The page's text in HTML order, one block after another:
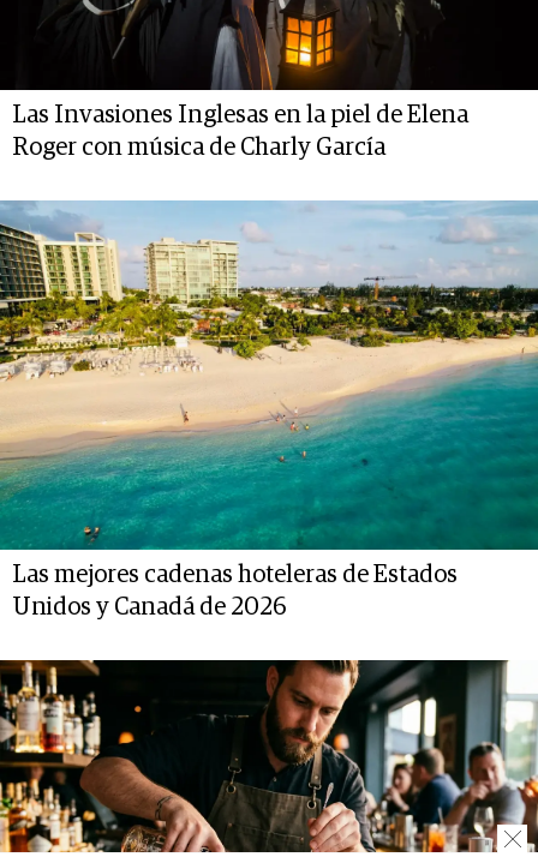
Las Invasiones Inglesas en la piel de Elena
Roger con música de Charly García
Las mejores cadenas hoteleras de Estados
Unidos y Canadá de 2026